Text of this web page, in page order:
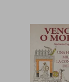
40%
dcto.